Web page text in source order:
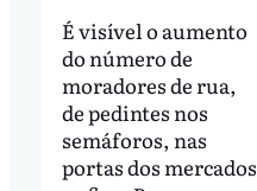
É visível o aumento
do número de
moradores de rua,
de pedintes nos
semáforos, nas
portas dos mercados